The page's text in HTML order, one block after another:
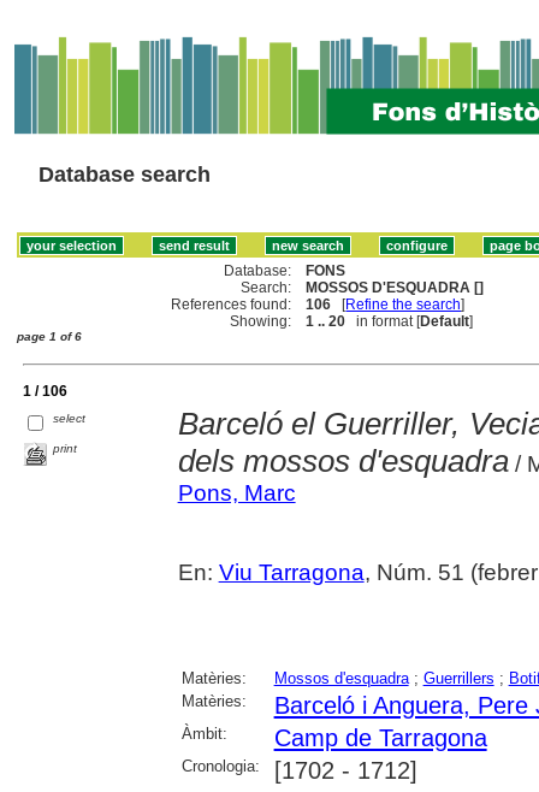
Database search
Database:
FONS
Search:
MOSSOS D'ESQUADRA []
References found:
106 [Refine the search]
Showing:
1 .. 20 in format [Default]
page 1 of 6
1 / 106
select
print
Barceló el Guerriller,
dels mossos d'esquadra/
Pons, Marc
En: Viu Tarragona, Núm. 51
Matèries: Mossos d'esquadra; Guerrillers ;
Matèries:
Barceló i Anguera, Pere
Àmbit: Camp de Tarragona
Cronologia: [1702 - 1712]